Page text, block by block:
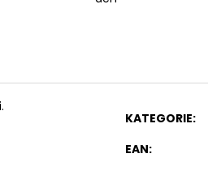
KATEGORIE:
EAN: